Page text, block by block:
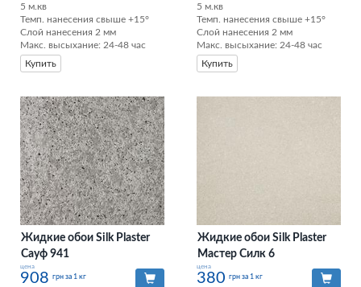
5 м.кв
Темп. нанесения свыше +15°
Слой нанесения 2 мм
Макс. высыхание: 24-48 час
Купить
5 м.кв
Темп. нанесения свыше +15°
Слой нанесения 2 мм
Макс. высыхание: 24-48 час
Купить
Жидкие обои Silk Plaster
Сауф 941
цена
908 грн за 1 кг
Жидкие обои Silk Plaster
Мастер Силк 6
цена
380 грн за 1 кг